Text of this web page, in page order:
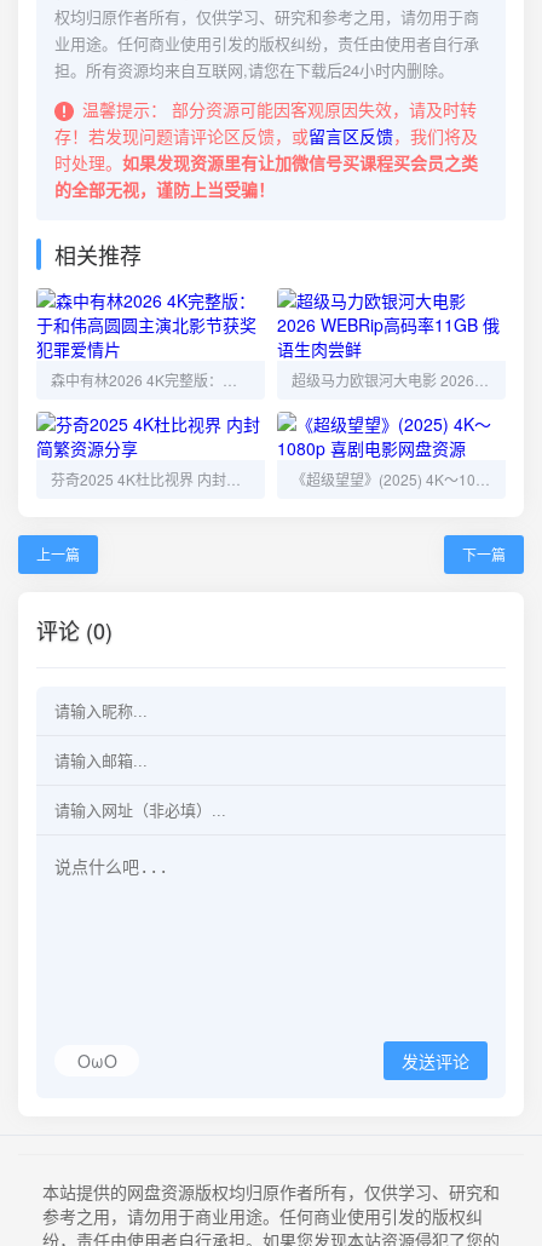
权均归原作者所有，仅供学习、研究和参考之用，请勿用于商
业用途。任何商业使用引发的版权纠纷，责任由使用者自行承
担。所有资源均来自互联网,请您在下载后24小时内删除。
温馨提示：
部分资源可能因客观原因失效，请及时转
存！若发现问题请评论区反馈，或留言区反馈，我们将及
时处理。 如果发现资源里有让加微信号买课程买会员之类
的全部无视，谨防上当受骗！
相关推荐
上一篇 下一篇
评论 (0)
OωO 发送评论
本站提供的网盘资源版权均归原作者所有，仅供学习、研究和
参考之用，请勿用于商业用途。任何商业使用引发的版权纠
纷，责任由使用者自行承担。如果您发现本站资源侵犯了您的